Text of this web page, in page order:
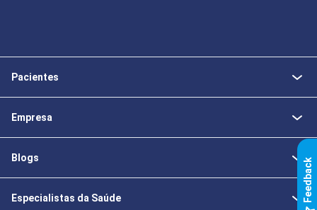
Pacientes
Empresa
Blogs
Especialistas da Saúde k